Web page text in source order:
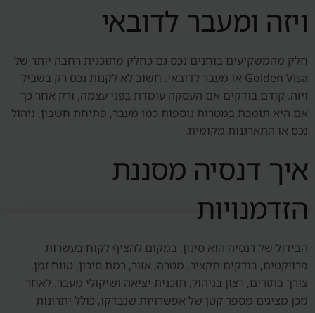
ויזה ומעבר לדובאי
חלק מהמשקיעים בוחנים נכס גם כחלק מתוכנית רחבה יותר של
Golden Visa או מעבר לדובאי. חשוב לא לקנות נכס רק בשביל
ויזה. קודם בודקים אם העסקה עומדת בפני עצמה, ורק אחר כך
אם היא תומכת במטרות נוספות כמו מעבר, פתיחת חשבון, ניהול
נכס או התארגנות מקומית.
איך דנסיה מסננת
הזדמנויות
הבידול של דנסיה הוא סינון. במקום להציף לקוח בעשרות
פרויקטים, בודקים תקציב, מטרה, אזור, רמת סיכון, טווח זמן,
צורך בתזרים, רצון בניהול, תוכנית יציאה ושיקולי מעבר. לאחר
מכן מציגים מספר קטן של אפשרויות שנבדקו, כולל יתרונות